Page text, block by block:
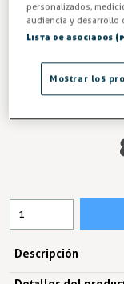
Descripción
personalizados,
audiencia y desarrollo
Lista de asociados
Mostrar los